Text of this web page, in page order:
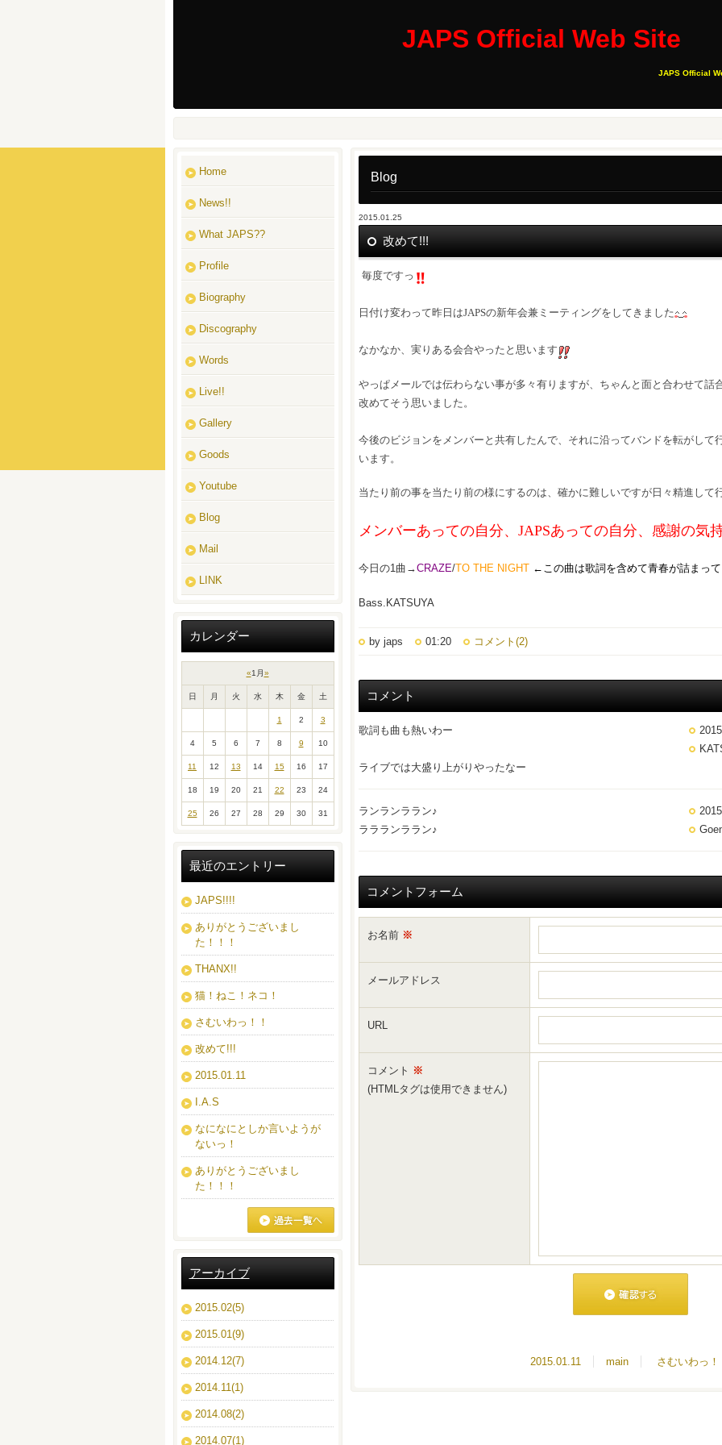
JAPS Official Web Site
JAPS Official
Blog
2015.01.25
改めて!!!
毎度ですっ
日付け変わって昨日はJAPSの新年会兼ミーティングをしてきました
なかなか、実りある会合やったと思います
やっぱメールでは伝わらない事が多々有りますが、ちゃんと面と合わせて話
改めてそう思いました。
今後のビジョンをメンバーと共有したんで、それに沿ってバンドを転がして
います。
当たり前の事を当たり前の様にするのは、確かに難しいですが日々精進して
メンバーあっての自分、JAPSあっての自分、感謝の気
今日の1曲→CRAZE/TO THE NIGHT ←この曲は歌詞を含めて青春が詰まっ
Bass.KATSUYA
by japs 01:20 コメント(2)
コメント
歌詞も曲も熱いわー
ライブでは大盛り上がりやったなー
ランランララン♪
ララランララン♪
コメントフォーム
お名前 ※
メールアドレス
URL
コメント ※
(HTMLタグは使用できません)
2015.01.11 main さむいわっ！
Home
News!!
What JAPS??
Profile
Biography
Discography
Words
Live!!
Gallery
Goods
Youtube
Blog
Mail
LINK
カレンダー
«1月»
日 月 火 水 木 金 土
1 2 3
4 5 6 7 8 9 10
11 12 13 14 15 16 17
18 19 20 21 22 23 24
25 26 27 28 29 30 31
最近のエントリー
JAPS!!!!
ありがとうございまし
た！！！
THANX!!
猫！ねこ！ネコ！
さむいわっ！！
改めて!!!
2015.01.11
I.A.S
なになにとしか言いようが
ないっ！
ありがとうございまし
た！！！
アーカイブ
2015.02(5)
2015.01(9)
2014.12(7)
2014.11(1)
2014.08(2)
2014.07(1)